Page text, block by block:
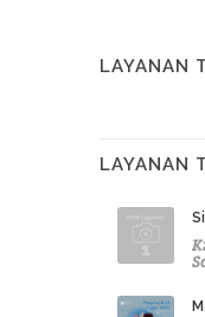
LAYANAN
LAYANAN